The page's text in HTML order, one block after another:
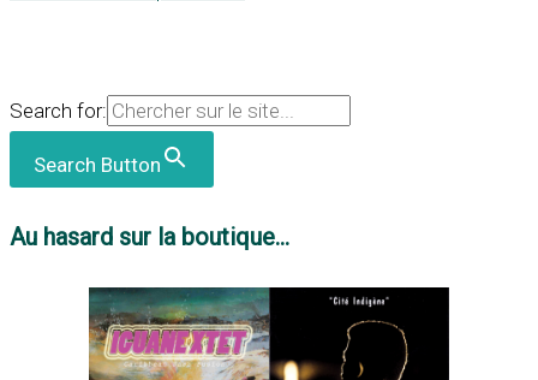
Search for:
Search Button
Au hasard sur la boutique...